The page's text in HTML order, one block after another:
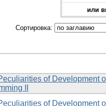
или
Сортировка:
of Development
II
of Development